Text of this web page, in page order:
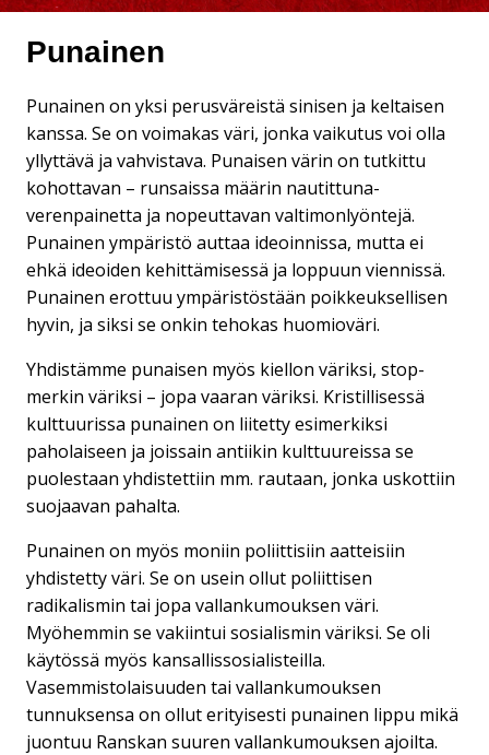
Punainen
Punainen on yksi perusväreistä sinisen ja keltaisen
kanssa. Se on voimakas väri, jonka vaikutus voi olla
yllyttävä ja vahvistava. Punaisen värin on tutkittu
kohottavan – runsaissa määrin nautittuna-
verenpainetta ja nopeuttavan valtimonlyöntejä.
Punainen ympäristö auttaa ideoinnissa, mutta ei
ehkä ideoiden kehittämisessä ja loppuun viennissä.
Punainen erottuu ympäristöstään poikkeuksellisen
hyvin, ja siksi se onkin tehokas huomioväri.
Yhdistämme punaisen myös kiellon väriksi, stop-
merkin väriksi – jopa vaaran väriksi. Kristillisessä
kulttuurissa punainen on liitetty esimerkiksi
paholaiseen ja joissain antiikin kulttuureissa se
puolestaan yhdistettiin mm. rautaan, jonka uskottiin
suojaavan pahalta.
Punainen on myös moniin poliittisiin aatteisiin
yhdistetty väri. Se on usein ollut poliittisen
radikalismin tai jopa vallankumouksen väri.
Myöhemmin se vakiintui sosialismin väriksi. Se oli
käytössä myös kansallissosialisteilla.
Vasemmistolaisuuden tai vallankumouksen
tunnuksensa on ollut erityisesti punainen lippu mikä
juontuu Ranskan suuren vallankumouksen ajoilta.